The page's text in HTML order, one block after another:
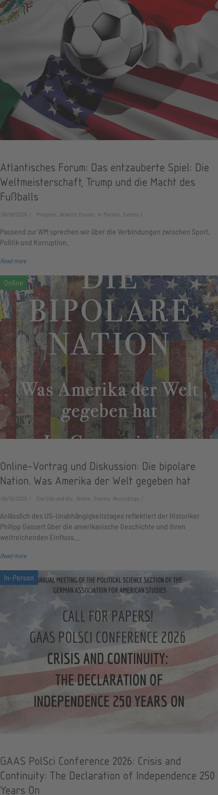
Atlantisches Forum: Das entzauberte Spiel: Die
Weltmeisterschaft, Trump und die Macht des
Fußballs
06/16/2026 Program, Atlantic Forum, In-Person, Events
Passend zur WM sprechen wir über die Verbindungen zwischen Sport,
Politik und Korruption.
Read more
Online-Vortrag und Diskussion: Die bipolare
Nation. Was Amerika der Welt gegeben hat
06/15/2026 Die USA und Wir, Online, Events, Recordings
Anlässlich des US-Unabhängigkeitstages reflektiert der Historiker
Philipp Gassert über die amerikanische Geschichte und ihren
weitreichenden Einfluss…
Read more
GAAS PolSci Conference 2026: Crisis and
Continuity: The Declaration of Independence 250
Years On